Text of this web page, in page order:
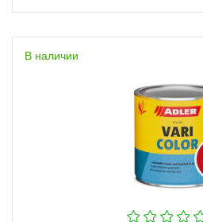
В наличии